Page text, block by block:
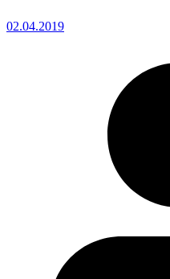
02.04.2019